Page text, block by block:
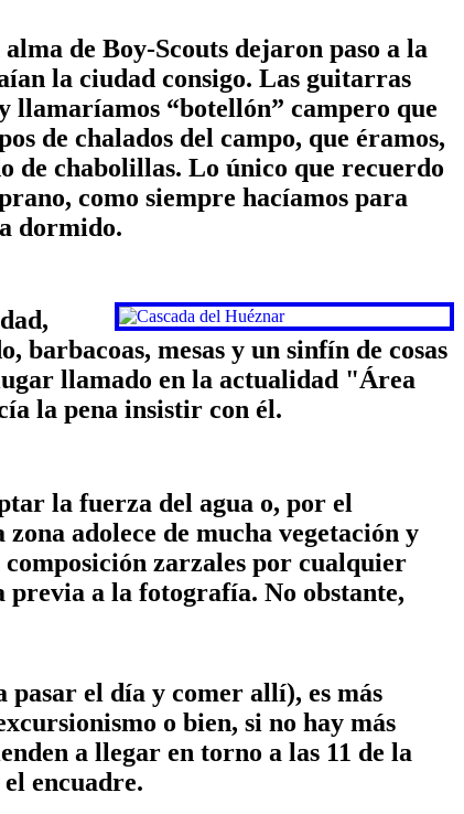
de Boy-Scouts dejaron paso a la
la ciudad consigo. Las guitarras
llamaríamos “botellón” campero que
de chalados del campo, que éramos,
de chabolillas. Lo único que recuerdo
como siempre hacíamos para
dormido.
barbacoas, mesas y un sinfín de cosas
llamado en la actualidad "Área
la pena insistir con él.
la fuerza del agua o, por el
adolece de mucha vegetación y
composición zarzales por cualquier
previa a la fotografía. No obstante,
pasar el día y comer allí), es más
o bien, si no hay más
a llegar en torno a las 11 de la
encuadre.